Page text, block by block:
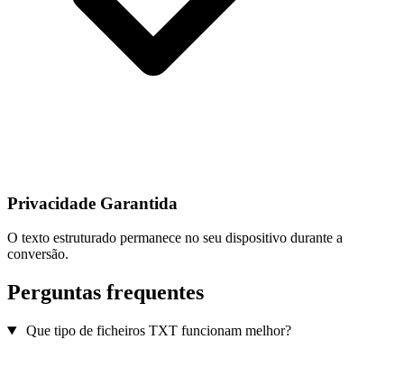
Privacidade Garantida
O texto estruturado permanece no seu dispositivo durante a
conversão.
Perguntas frequentes
Que tipo de ficheiros TXT funcionam melhor?